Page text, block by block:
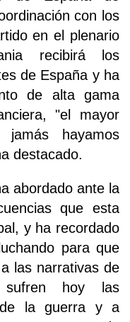
con los
en el plenario
recibirá los
de España y ha
de alta gama
"el mayor
jamás hayamos
destacado.
abordado ante la
que esta
y ha recordado
para que
las narrativas de
sufren hoy las
de la guerra y a